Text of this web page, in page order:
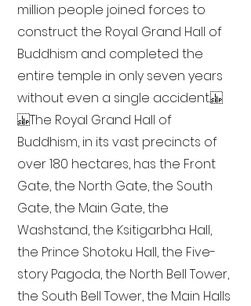
million people joined forces to
construct the Royal Grand Hall of
Buddhism and completed the
entire temple in only seven years
without even a single accident.
The Royal Grand Hall of
Buddhism, in its vast precincts of
over 180 hectares, has the Front
Gate, the North Gate, the South
Gate, the Main Gate, the
Washstand, the Ksitigarbha Hall,
the Prince Shotoku Hall, the Five-
story Pagoda, the North Bell Tower,
the South Bell Tower, the Main Halls